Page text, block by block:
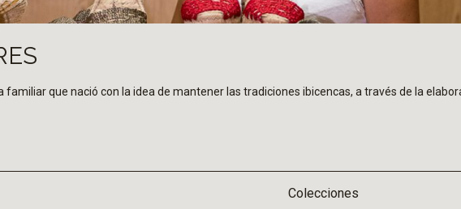
familiar que nació con la idea de mantener las tradiciones ibicencas, a través de la
Colecciones